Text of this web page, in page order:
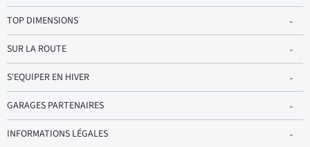
TOP DIMENSIONS
SUR LA ROUTE
S'EQUIPER EN HIVER
GARAGES PARTENAIRES
INFORMATIONS LÉGALES